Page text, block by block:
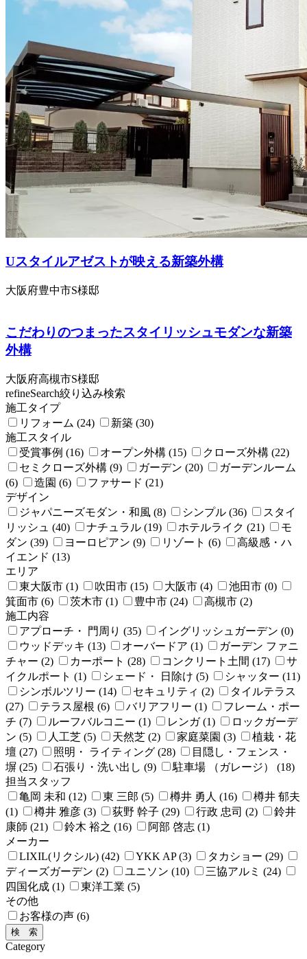
Uスタイルアゼストが映える新築外構
大阪府豊中市S様邸
こだわりのつまったスタイリッシュモダンな新築
外構
大阪府高槻市S様邸
refineSearch絞り込み検索
施工タイプ
リフォーム (24)
新築 (30)
施工スタイル
受賞事例 (16)
オープン外構 (15)
クローズ外構 (22)
セミクローズ外構 (9)
ガーデン (20)
ガーデンルーム
(6)
造園 (6)
ファサード (21)
デザイン
ジャパニーズモダン・和風 (8)
シンプル (36)
スタイ
リッシュ (40)
ナチュラル (19) ホテルライク (21)
モ
ダン (39)
ヨーロピアン (9) リゾート (6)
高級感・ハ
イエンド (13)
エリア
東大阪市 (1)
吹田市 (15) 大阪市 (4)
池田市 (0)
箕面市 (6)
茨木市 (1) 豊中市 (24)
高槻市 (2)
施工内容
アプローチ・ 門周り (35)
イングリッシュガーデン (0)
ウッドデッキ (13)
オーバードア (1)
ガーデン ファニ
チャー (2)
カーポート (28) コンクリート土間 (17)
サ
イクルポート (1)
シェード・ 日除け (5)
シャッター (11)
シンボルツリー (14)
セキュリティ (2)
タイルテラス
(27)
テラス屋根 (6) バリアフリー (1)
フレーム・ポー
チ (7)
ルーフバルコニー (1) レンガ (1)
ロックガーデ
ン (5)
人工芝 (5) 天然芝 (2) 家庭菜園 (3)
植栽・花
壇 (27)
照明・ ライティング (28)
目隠し・フェンス・
塀 (25)
石張り・洗い出し (9)
駐車場 （ガレージ） (18)
担当スタッフ
亀岡 未和 (12)
東 三郎 (5) 樽井 勇人 (16)
樽井 郁夫
(1)
樽井 雅彦 (3) 荻野 幹子 (29) 行政 忠司 (2)
鈴井
康師 (21)
鈴木 裕之 (16)
阿部 啓志 (1)
メーカー
LIXIL(リクシル) (42)
YKK AP (3)
タカショー (29)
ディーズガーデン (2)
ユニソン (10)
三協アルミ (24)
四国化成 (1)
東洋工業 (5)
その他
お客様の声 (6)
Category